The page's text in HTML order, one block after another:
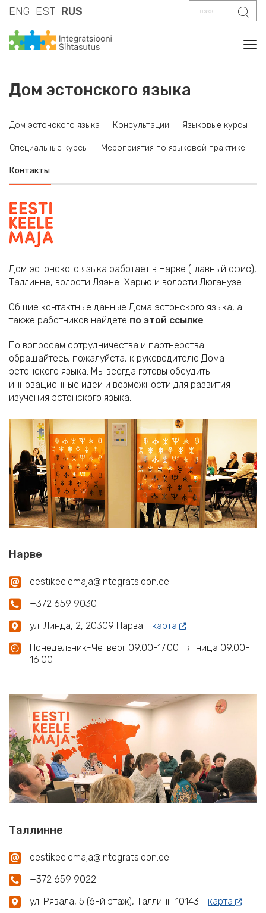
Поиск
ENG EST RUS
Дом эстонского языка
Дом эстонского языка Консультации Языковые курсы
Специальные курсы Мероприятия по языковой практике
Контакты
Дом эстонского языка работает в Нарве (главный офис),
Таллинне, волости Ляэне-Харью и волости Люганузе.
Общие контактные данные Дома эстонского языка, а
также работников найдете по этой ссылке.
По вопросам сотрудничества и партнерства
обращайтесь, пожалуйста, к руководителю Дома
эстонского языка. Мы всегда готовы обсудить
инновационные идеи и возможности для развития
изучения эстонского языка.
Нарве
eestikeelemaja@integratsioon.ee
+372 659 9030
ул. Линда, 2, 20309 Нарва
карта
Понедельник-Четверг 09.00-17.00 Пятница 09.00-
16.00
Таллинне
eestikeelemaja@integratsioon.ee
+372 659 9022
ул. Рявала, 5 (6-й этаж), Таллинн 10143
карта